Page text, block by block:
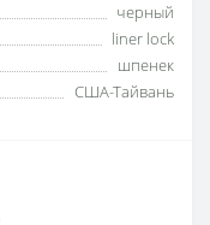
черный
liner lock
шпенек
США-Тайвань